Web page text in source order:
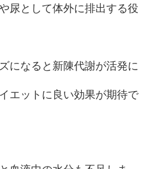
尿として体外に排出する役
になると新陳代謝が活発に
エットに良い効果が期待で